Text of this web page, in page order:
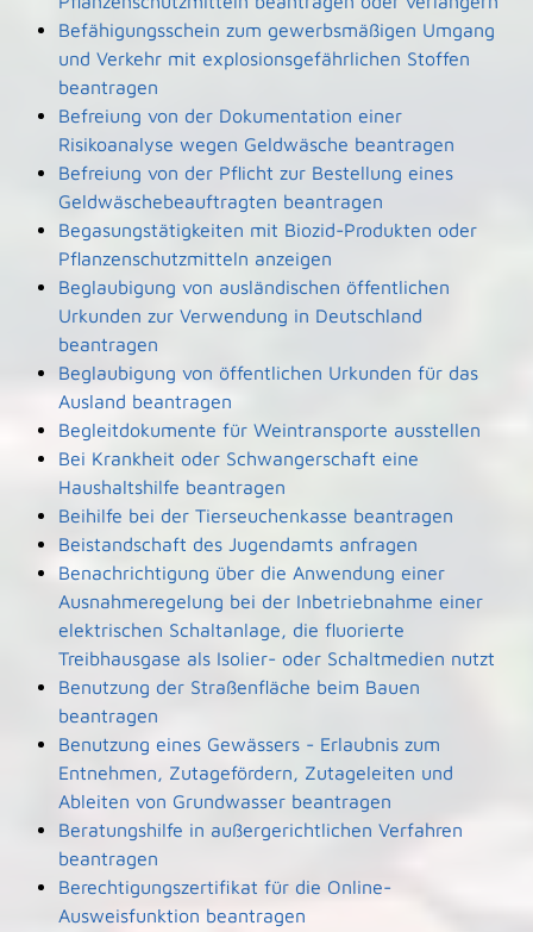
Befähigungsschein zum gewerbsmäßigen Umgang
und Verkehr mit explosionsgefährlichen Stoffen
beantragen
Befreiung von der Dokumentation einer
Risikoanalyse wegen Geldwäsche beantragen
Befreiung von der Pflicht zur Bestellung eines
Geldwäschebeauftragten beantragen
Begasungstätigkeiten mit Biozid-Produkten oder
Pflanzenschutzmitteln anzeigen
Beglaubigung von ausländischen öffentlichen
Urkunden zur Verwendung in Deutschland
beantragen
Beglaubigung von öffentlichen Urkunden für das
Ausland beantragen
Begleitdokumente für Weintransporte ausstellen
Bei Krankheit oder Schwangerschaft eine
Haushaltshilfe beantragen
Beihilfe bei der Tierseuchenkasse beantragen
Beistandschaft des Jugendamts anfragen
Benachrichtigung über die Anwendung einer
Ausnahmeregelung bei der Inbetriebnahme einer
elektrischen Schaltanlage, die fluorierte
Treibhausgase als Isolier- oder Schaltmedien nutzt
Benutzung der Straßenfläche beim Bauen
beantragen
Benutzung eines Gewässers - Erlaubnis zum
Entnehmen, Zutagefördern, Zutageleiten und
Ableiten von Grundwasser beantragen
Beratungshilfe in außergerichtlichen Verfahren
beantragen
Berechtigungszertifikat für die Online-
Ausweisfunktion beantragen